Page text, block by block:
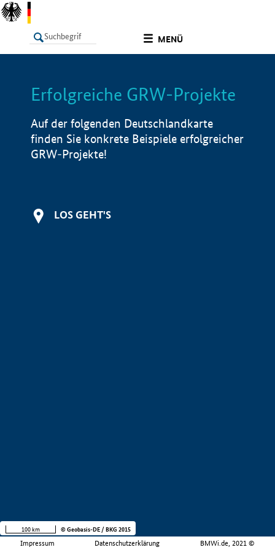
MENÜ
LISTE Info
Erfolgreiche GRW-Projekte
Auf der folgenden Deutschlandkarte
finden Sie konkrete Beispiele erfolgreicher
GRW-Projekte!
LOS GEHT'S
Impressum Datenschutzerklärung BMWi.de, 2021 ©
100 km © Geobasis-DE / BKG 2015